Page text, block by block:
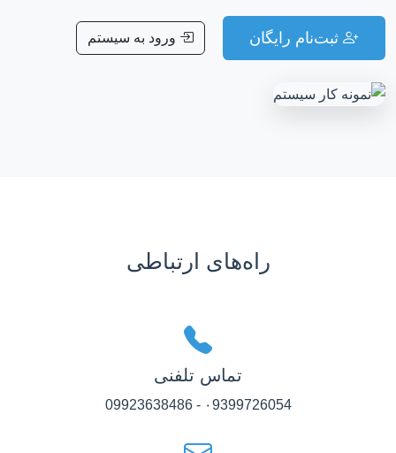
ثبت‌نام رایگان ورود به سیستم
راه‌های ارتباطی
تماس تلفنی
۰9399726054 - 09923638486